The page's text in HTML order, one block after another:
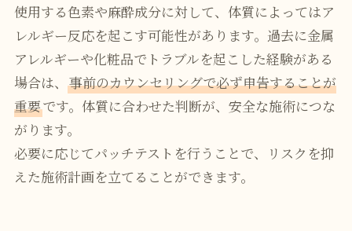
使用する色素や麻酔成分に対して、体質によってはア
レルギー反応を起こす可能性があります。過去に金属
アレルギーや化粧品でトラブルを起こした経験がある
場合は、 事前のカウンセリングで必ず申告することが
重要です。体質に合わせた判断が、安全な施術につな
がります。
必要に応じてパッチテストを行うことで、リスクを抑
えた施術計画を立てることができます。